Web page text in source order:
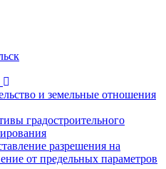
и земельные отношения
градостроительного
разрешения на
от предельных параметров